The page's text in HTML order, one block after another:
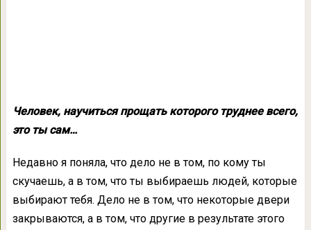
Человек, научиться прощать которого труднее всего,
это ты сам…
Недавно я поняла, что дело не в том, по кому ты
скучаешь, а в том, что ты выбираешь людей, которые
выбирают тебя. Дело не в том, что некоторые двери
закрываются, а в том, что другие в результате этого